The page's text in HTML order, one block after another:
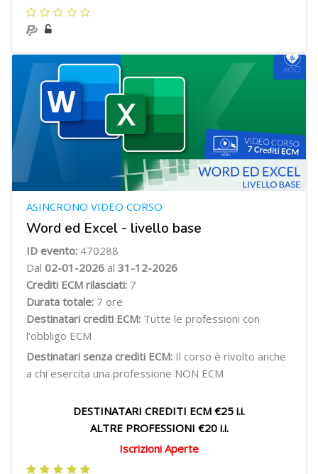
Word ed Excel - livello base
ASINCRONO VIDEO CORSO
ID evento: 470288
Dal 02-01-2026 al 31-12-2026
Crediti ECM rilasciati: 7
Durata totale: 7 ore
Destinatari crediti ECM: Tutte le professioni con
l'obbligo ECM
Destinatari senza crediti ECM: Il corso è rivolto anche
a chi esercita una professione NON ECM
DESTINATARI CREDITI ECM €25 i.i.
ALTRE PROFESSIONI €20 i.i.
Iscrizioni Aperte